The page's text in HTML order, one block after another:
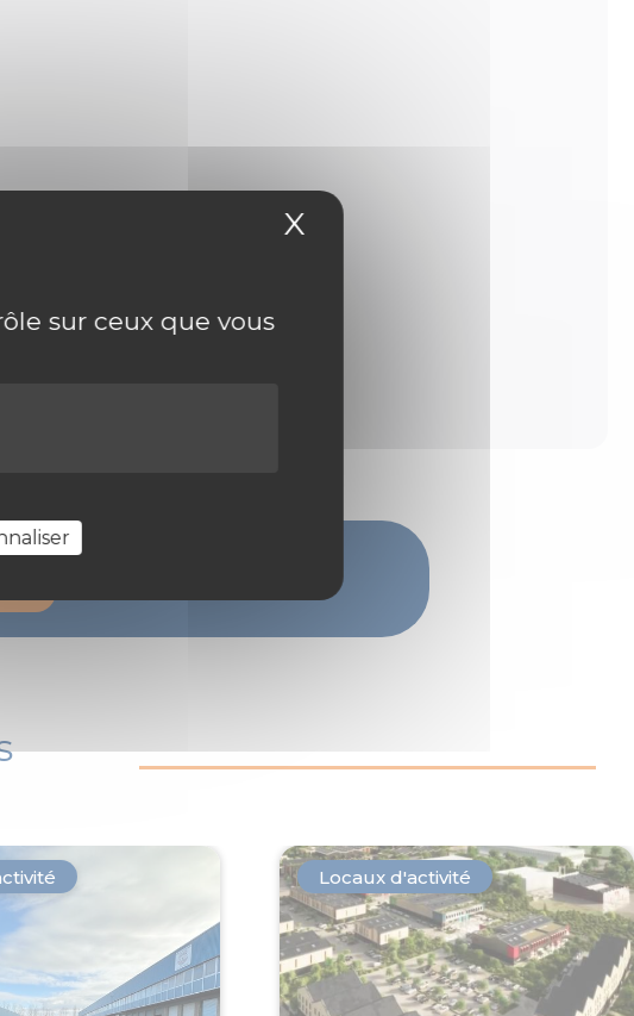
sur ceux que vous
X Masquer le
une visite
Locaux d'activité